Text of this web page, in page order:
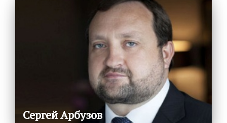
Сергей Арбузов